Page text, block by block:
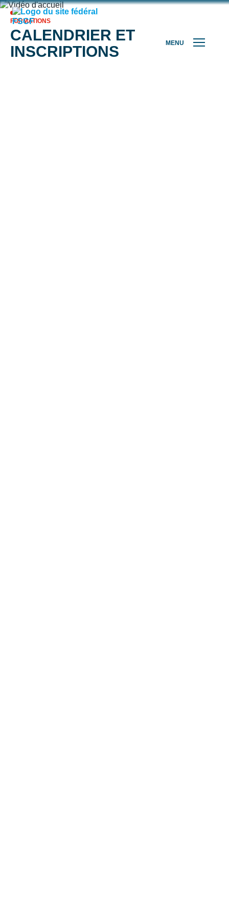
MENU
FORMATIONS
CALENDRIER ET
INSCRIPTIONS